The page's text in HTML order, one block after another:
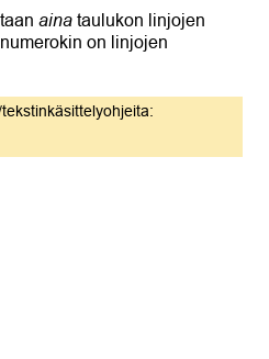
aina taulukon linjojen
on linjojen